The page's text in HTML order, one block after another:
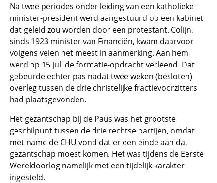
Na twee periodes onder leiding van een katholieke
minister-president werd aangestuurd op een kabinet
dat geleid zou worden door een protestant. Colijn,
sinds 1923 minister van Financiën, kwam daarvoor
volgens velen het meest in aanmerking. Aan hem
werd op 15 juli de formatie-opdracht verleend. Dat
gebeurde echter pas nadat twee weken (besloten)
overleg tussen de drie christelijke fractievoorzitters
had plaatsgevonden.
Het gezantschap bij de Paus was het grootste
geschilpunt tussen de drie rechtse partijen, omdat
met name de CHU vond dat er een einde aan dat
gezantschap moest komen. Het was tijdens de Eerste
Wereldoorlog namelijk met een tijdelijk karakter
ingesteld.